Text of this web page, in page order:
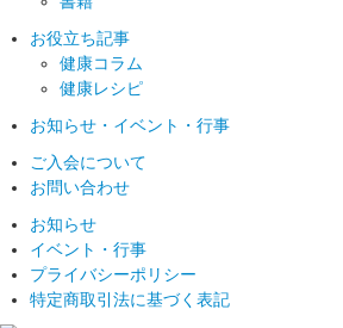
お役立ち記事
健康コラム
健康レシピ
お知らせ ・イベント・行事
ご入会について
お問い合わせ
お知らせ
イベント・行事
プライバシーポリシー
特定商取引法に基づく表記